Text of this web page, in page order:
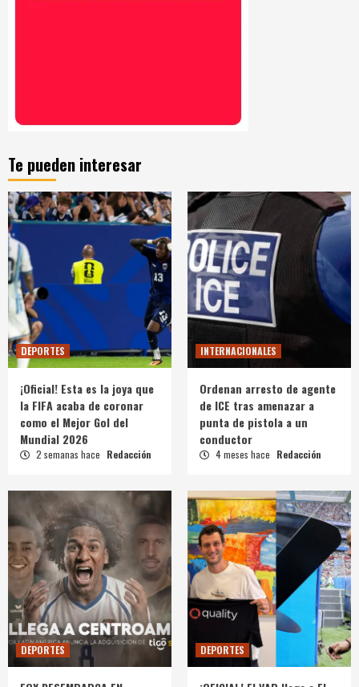
Te pueden interesar
DEPORTES
¡Oficial! Esta es la joya que
la FIFA acaba de coronar
como el Mejor Gol del
Mundial 2026
2 semanas hace Redacción
INTERNACIONALES
Ordenan arresto de agente
de ICE tras amenazar a
punta de pistola a un
conductor
4 meses hace Redacción
DEPORTES DEPORTES